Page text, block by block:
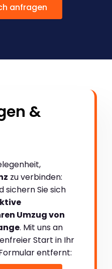
anfragen
&
zu verbinden:
sichern Sie sich
Umzug von
. Mit uns an
Start in Ihr
entfernt: